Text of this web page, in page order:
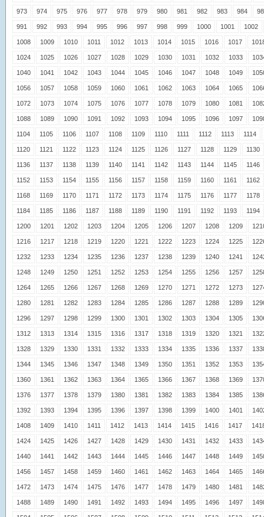
973 974 975 976 977 978 979 980 981 982 983 984
991 992 993 994 995 996 997 998 999 1000 1001 1002
1008 1009 1010 1011 1012 1013 1014 1015 1016 1017
1024 1025 1026 1027 1028 1029 1030 1031 1032 1033
1040 1041 1042 1043 1044 1045 1046 1047 1048 1049
1056 1057 1058 1059 1060 1061 1062 1063 1064 1065
1072 1073 1074 1075 1076 1077 1078 1079 1080 1081
1088 1089 1090 1091 1092 1093 1094 1095 1096 1097
1104 1105 1106 1107 1108 1109 1110 1111 1112 1113 1114
1120 1121 1122 1123 1124 1125 1126 1127 1128 1129 1130
1136 1137 1138 1139 1140 1141 1142 1143 1144 1145 1146
1152 1153 1154 1155 1156 1157 1158 1159 1160 1161 1162
1168 1169 1170 1171 1172 1173 1174 1175 1176 1177 1178
1184 1185 1186 1187 1188 1189 1190 1191 1192 1193 1194
1200 1201 1202 1203 1204 1205 1206 1207 1208 1209
1216 1217 1218 1219 1220 1221 1222 1223 1224 1225
1232 1233 1234 1235 1236 1237 1238 1239 1240 1241
1248 1249 1250 1251 1252 1253 1254 1255 1256 1257
1264 1265 1266 1267 1268 1269 1270 1271 1272 1273
1280 1281 1282 1283 1284 1285 1286 1287 1288 1289
1296 1297 1298 1299 1300 1301 1302 1303 1304 1305
1312 1313 1314 1315 1316 1317 1318 1319 1320 1321
1328 1329 1330 1331 1332 1333 1334 1335 1336 1337
1344 1345 1346 1347 1348 1349 1350 1351 1352 1353
1360 1361 1362 1363 1364 1365 1366 1367 1368 1369
1376 1377 1378 1379 1380 1381 1382 1383 1384 1385
1392 1393 1394 1395 1396 1397 1398 1399 1400 1401
1408 1409 1410 1411 1412 1413 1414 1415 1416 1417
1424 1425 1426 1427 1428 1429 1430 1431 1432 1433
1440 1441 1442 1443 1444 1445 1446 1447 1448 1449
1456 1457 1458 1459 1460 1461 1462 1463 1464 1465
1472 1473 1474 1475 1476 1477 1478 1479 1480 1481
1488 1489 1490 1491 1492 1493 1494 1495 1496 1497